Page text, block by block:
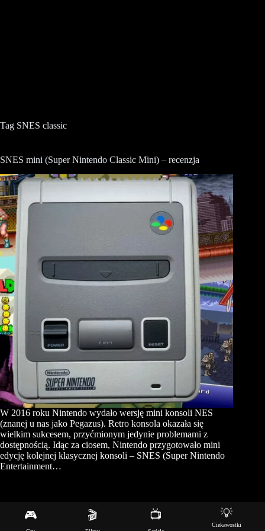
Tag SNES classic
SNES mini (Super Nintendo Classic Mini) – recenzja
W 2016 roku Nintendo wydało wersję mini konsoli NES
(znanej u nas jako Pegazus). Retro konsola okazała się
wielkim sukcesem, przyćmionym jedynie problemami z
dostępnością. Idąc za ciosem, Nintendo przygotowało mini
edycję kolejnej klasycznej konsoli – SNES (Super Nintendo
Entertainment…
🎮 🎬 📺 💡
Ciekawostki
Copyright © 2026 - Motyw WordPress stworzony przez